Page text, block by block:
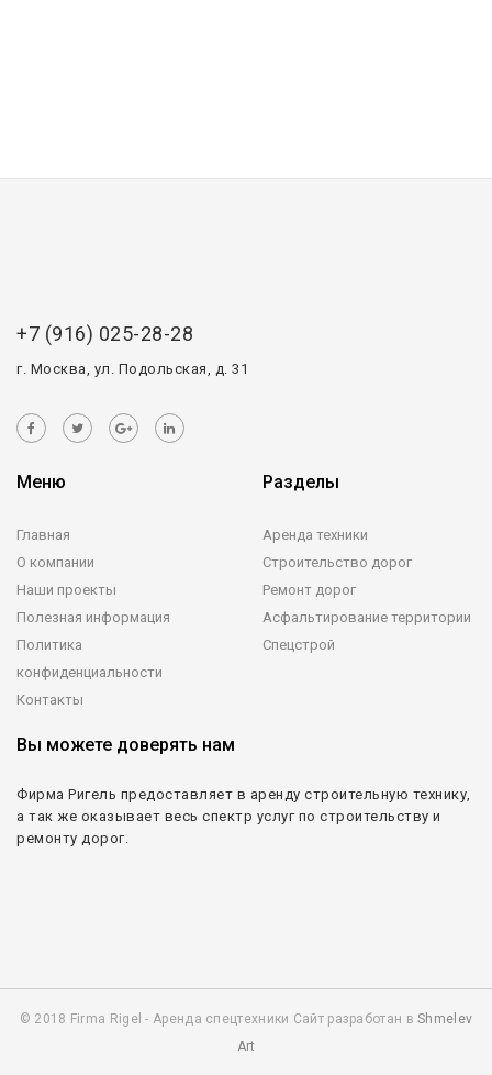
+7 (916) 025-28-28
г. Москва, ул. Подольская, д. 31
Меню
Главная
О компании
Наши проекты
Полезная информация
Политика
конфиденциальности
Контакты
Разделы
Аренда техники
Строительство дорог
Ремонт дорог
Асфальтирование территории
Спецстрой
Вы можете доверять нам
Фирма Ригель предоставляет в аренду строительную технику,
а так же оказывает весь спектр услуг по строительству и
ремонту дорог.
© 2018 Firma Rigel - Аренда спецтехники Сайт разработан вShmelev
Art